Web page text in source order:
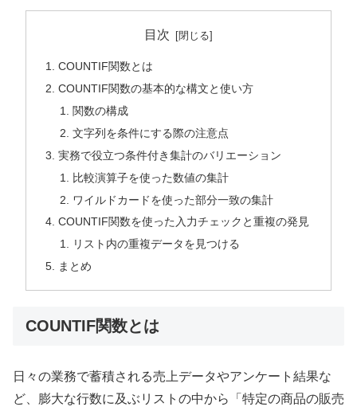
目次
COUNTIF関数とは
COUNTIF関数の基本的な構文と使い方
関数の構成
文字列を条件にする際の注意点
実務で役立つ条件付き集計のバリエーション
比較演算子を使った数値の集計
ワイルドカードを使った部分一致の集計
COUNTIF関数を使った入力チェックと重複の発見
リスト内の重複データを見つける
まとめ
COUNTIF関数とは
日々の業務で蓄積される売上データやアンケート結果な
ど、膨大な行数に及ぶリストの中から「特定の商品の販売